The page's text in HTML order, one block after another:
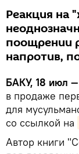
Реакция на
поощрении
напротив,
БАКУ, 18 июл
в продаже
для
со ссылкой на
Автор книги